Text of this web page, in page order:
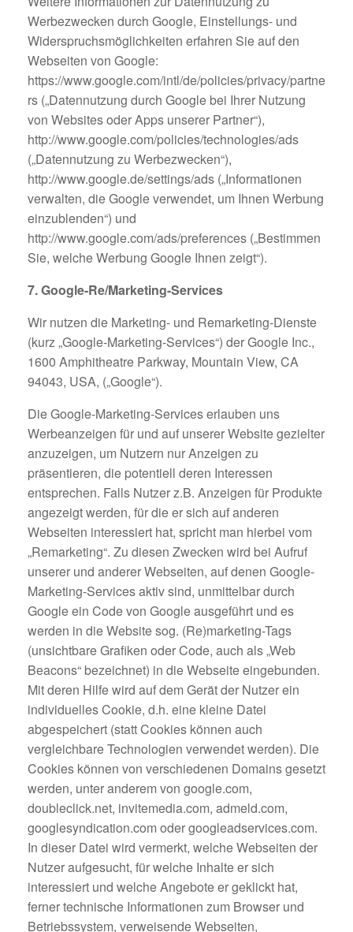
Werbezwecken durch Google, Einstellungs- und
Widerspruchsmöglichkeiten erfahren Sie auf den
Webseiten von Google:
https://www.google.com/intl/de/policies/privacy/partne
rs („Datennutzung durch Google bei Ihrer Nutzung
von Websites oder Apps unserer Partner“),
http://www.google.com/policies/technologies/ads
(„Datennutzung zu Werbezwecken“),
http://www.google.de/settings/ads („Informationen
verwalten, die Google verwendet, um Ihnen Werbung
einzublenden“) und
http://www.google.com/ads/preferences („Bestimmen
Sie, welche Werbung Google Ihnen zeigt“).
7. Google-Re/Marketing-Services
Wir nutzen die Marketing- und Remarketing-Dienste
(kurz „Google-Marketing-Services“) der Google Inc.,
1600 Amphitheatre Parkway, Mountain View, CA
94043, USA, („Google“).
Die Google-Marketing-Services erlauben uns
Werbeanzeigen für und auf unserer Website gezielter
anzuzeigen, um Nutzern nur Anzeigen zu
präsentieren, die potentiell deren Interessen
entsprechen. Falls Nutzer z.B. Anzeigen für Produkte
angezeigt werden, für die er sich auf anderen
Webseiten interessiert hat, spricht man hierbei vom
„Remarketing“. Zu diesen Zwecken wird bei Aufruf
unserer und anderer Webseiten, auf denen Google-
Marketing-Services aktiv sind, unmittelbar durch
Google ein Code von Google ausgeführt und es
werden in die Website sog. (Re)marketing-Tags
(unsichtbare Grafiken oder Code, auch als „Web
Beacons“ bezeichnet) in die Webseite eingebunden.
Mit deren Hilfe wird auf dem Gerät der Nutzer ein
individuelles Cookie, d.h. eine kleine Datei
abgespeichert (statt Cookies können auch
vergleichbare Technologien verwendet werden). Die
Cookies können von verschiedenen Domains gesetzt
werden, unter anderem von google.com,
doubleclick.net, invitemedia.com, admeld.com,
googlesyndication.com oder googleadservices.com.
In dieser Datei wird vermerkt, welche Webseiten der
Nutzer aufgesucht, für welche Inhalte er sich
interessiert und welche Angebote er geklickt hat,
ferner technische Informationen zum Browser und
Betriebssystem, verweisende Webseiten,